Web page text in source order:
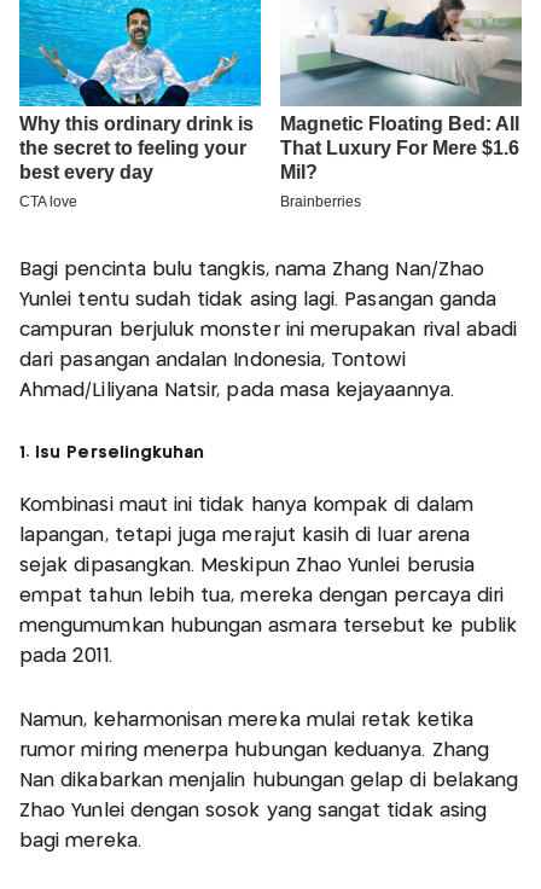
Bagi pencinta bulu tangkis, nama Zhang Nan/Zhao
Yunlei tentu sudah tidak asing lagi. Pasangan ganda
campuran berjuluk monster ini merupakan rival abadi
dari pasangan andalan Indonesia, Tontowi
Ahmad/Liliyana Natsir, pada masa kejayaannya.
1. Isu Perselingkuhan
Kombinasi maut ini tidak hanya kompak di dalam
lapangan, tetapi juga merajut kasih di luar arena
sejak dipasangkan. Meskipun Zhao Yunlei berusia
empat tahun lebih tua, mereka dengan percaya diri
mengumumkan hubungan asmara tersebut ke publik
pada 2011.
Namun, keharmonisan mereka mulai retak ketika
rumor miring menerpa hubungan keduanya. Zhang
Nan dikabarkan menjalin hubungan gelap di belakang
Zhao Yunlei dengan sosok yang sangat tidak asing
bagi mereka.